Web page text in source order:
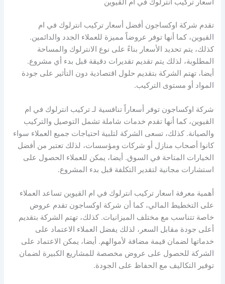
اسعار تركيب انترلوك في ام القيوين
تقدم شركة اوكساجون أفضل أسعار تركيب انترلوك في ام
القيوين، كما أنها توفر عروضاً مميزة للعملاء الجدد والدائمين.
كذلك، يتم تحديد الأسعار بناءً على نوع الانترلوك والمساحة
المطلوبة، لذلك يتم تقديم تقديرات دقيقة قبل بدء أي مشروع.
أيضا، تهتم الشركة بتقديم حلول اقتصادية دون التأثير على جودة
المواد أو مستوى التركيب.
شركة اوكساجون توفر أسعاراً تنافسية لـ تركيب انترلوك في ام
القيوين، كما أنها تقدم خدمات شاملة تشمل التوصيل والتركيب
والصيانة. كذلك، تسعى الشركة لتلبية احتياجات جميع العملاء سواء
كانوا أصحاب منازل أو شركات ومؤسسات، لذلك تعتبر من أفضل
الخيارات المتاحة في السوق. أيضا، يمكن للعملاء الحصول على
استشارات مجانية لتقدير التكلفة قبل بدء المشروع.
أهمية معرفة اسعار تركيب انترلوك في ام القيوين تساعد العملاء
على التخطيط المالي، كما أن شركة اوكساجون تقدم عروض
خاصة تتناسب مع مختلف الميزانيات. كذلك، تهتم الشركة بتقديم
أعلى جودة مقابل السعر، لذلك يفضل العملاء الاعتماد على
خدماتها لضمان قيمة مضافة لأموالهم. أيضا، يمكن الاعتماد على
الشركة للحصول على عروض مخصصة للمشاريع الكبيرة لضمان
توفير التكاليف مع الحفاظ على الجودة.